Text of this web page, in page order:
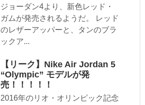
ジョーダン4より、新色レッド・
ガムが発売されるようだ。 レッド
のレザーアッパーと、タンのブラ
ックア...
【リーク】Nike Air Jordan 5
“Olympic” モデルが発
売！！！！！
2016年のリオ・オリンピック記念